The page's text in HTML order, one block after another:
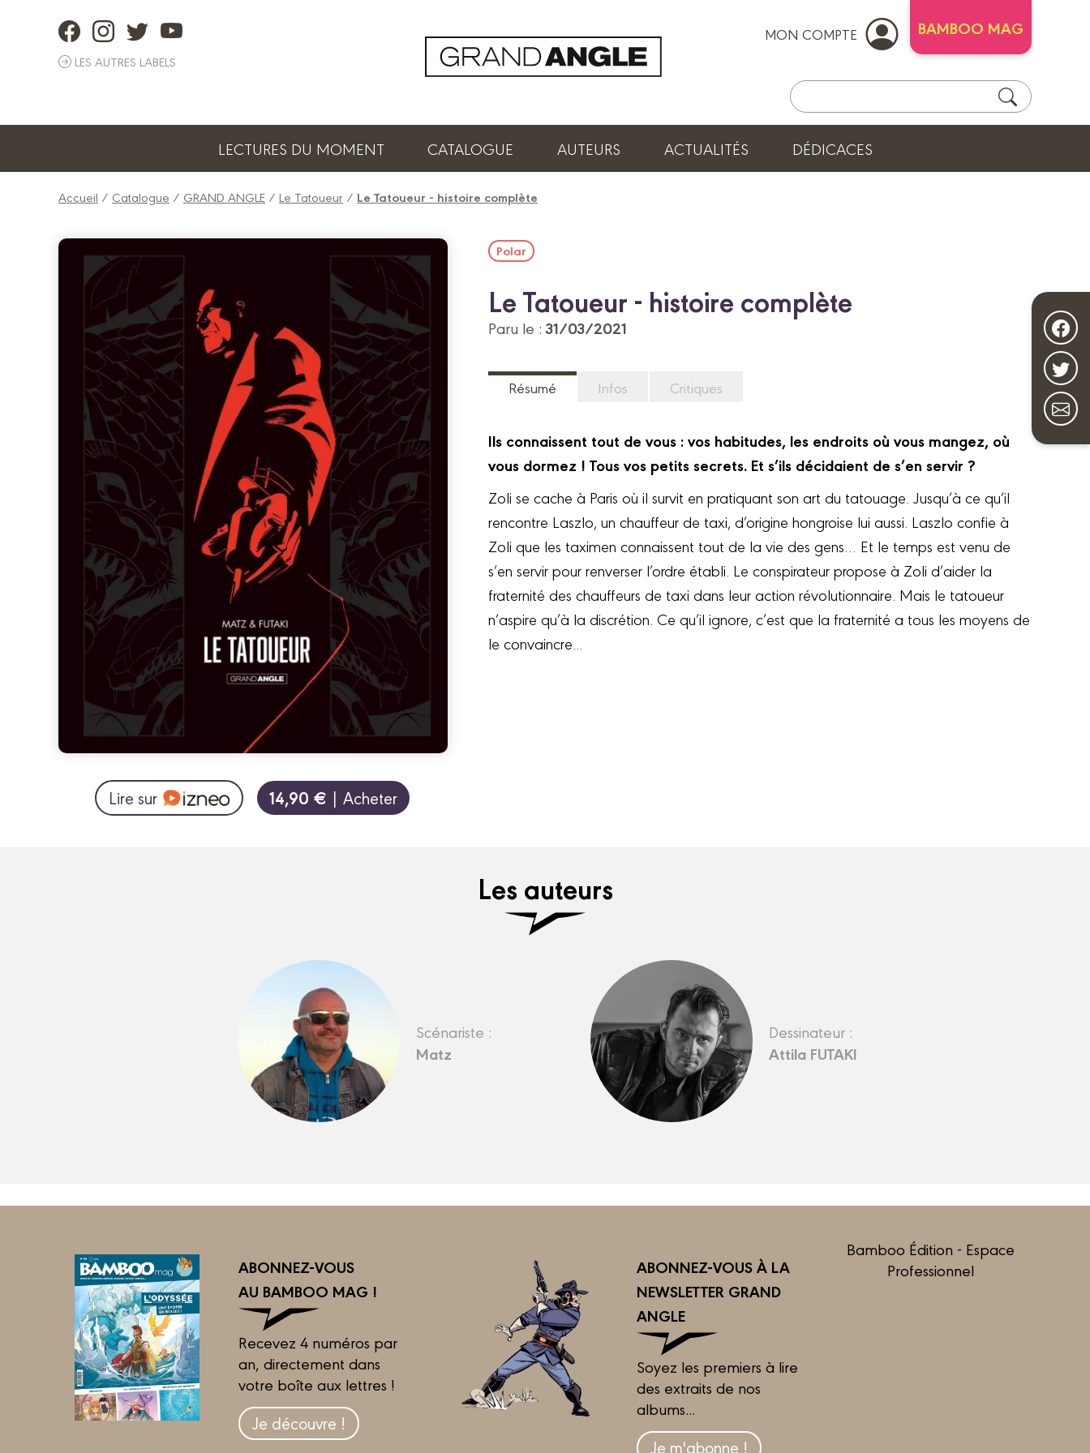
LES AUTRES LABELS
MON COMPTE BAMBOO MAG
LECTURES DU MOMENT CATALOGUE AUTEURS ACTUALITÉS DÉDICACES
Accueil / Catalogue / GRAND ANGLE / Le Tatoueur / Le Tatoueur - histoire complète
Lire sur 14,90 € | Acheter
Polar
Le Tatoueur - histoire complète
Paru le :31/03/2021
Résumé Infos Critiques
Ils connaissent tout de vous : vos habitudes, les endroits où vous mangez, où
vous dormez ! Tous vos petits secrets. Et s’ils décidaient de s’en servir ?
Zoli se cache à Paris où il survit en pratiquant son art du tatouage. Jusqu’à ce qu’il
rencontre Laszlo, un chauffeur de taxi, d’origine hongroise lui aussi. Laszlo confie à
Zoli que les taximen connaissent tout de la vie des gens… Et le temps est venu de
s’en servir pour renverser l’ordre établi. Le conspirateur propose à Zoli d’aider la
fraternité des chauffeurs de taxi dans leur action révolutionnaire. Mais le tatoueur
n’aspire qu’à la discrétion. Ce qu’il ignore, c’est que la fraternité a tous les moyens de
le convaincre...
Les auteurs
Scénariste :
Matz
Dessinateur :
Attila FUTAKI
ABONNEZ-VOUS
AU BAMBOO MAG !
Recevez 4 numéros par
an, directement dans
votre boîte aux lettres !
Je découvre !
ABONNEZ-VOUS À LA
NEWSLETTER GRAND
ANGLE
Soyez les premiers à lire
des extraits de nos
albums...
Je m'abonne !
Bamboo Édition - Espace
Professionnel